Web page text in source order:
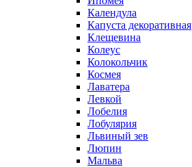
Календула
Капуста декоративная
Клещевина
Колеус
Колокольчик
Космея
Лаватера
Левкой
Лобелия
Лобулярия
Львиный зев
Люпин
Мальва